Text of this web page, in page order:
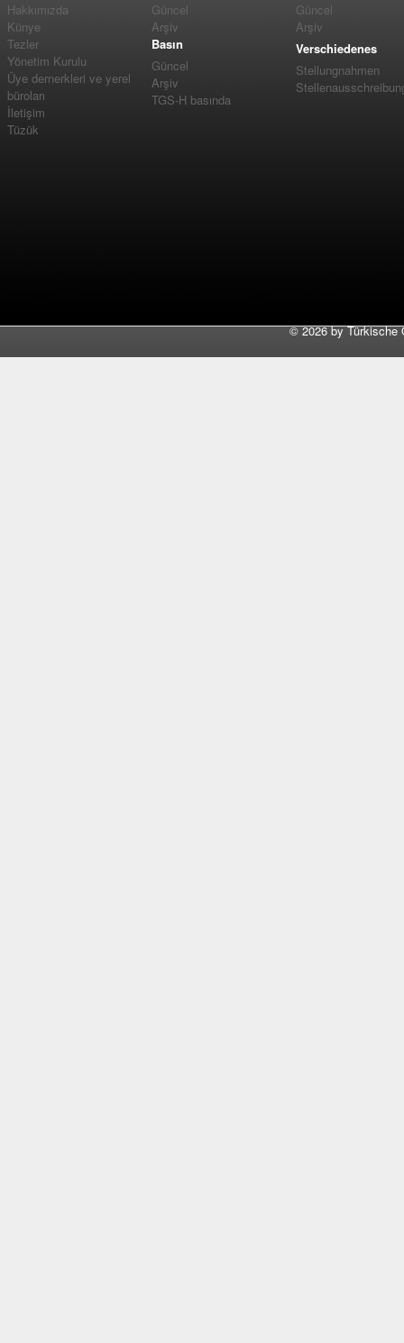
Hakkımızda
Künye
Tezler
Yönetim Kurulu
Üye dernerkleri ve yerel
büroları
İletişim
Tüzük
Güncel
Arşiv
Basın
Güncel
Arşiv
TGS-H basında
Güncel
Arşiv
Verschiedenes
Stellungnahmen
©2026 by Türkische